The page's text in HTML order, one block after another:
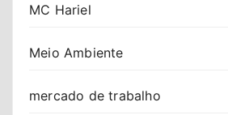
MC Hariel
Meio Ambiente
mercado de trabalho